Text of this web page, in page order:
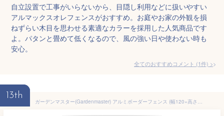
自立設置で工事がいらないから、目隠し利用などに扱いやすい
アルマックスオレフェンスがおすすめ。お庭やお家の外観を損
ねずらい木目を思わせる素適なカラーを採用した人気商品です
よ。パタンと畳めて低くなるので、風の強い日や使わない時も
安心。
全てのおすすめコメント (1件) >
13th
ガーデンマスター(Gardenmaster) アルミボーダーフェンス (幅120×高さ79cm) ダークブラウン KABF-120